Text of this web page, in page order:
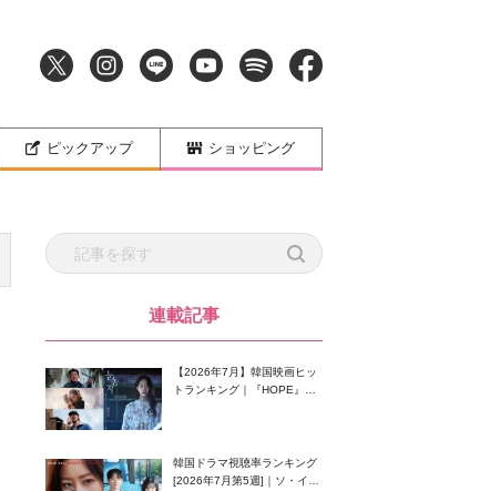
ピックアップ ショッピング
連載記事
【2026年7月】韓国映画ヒッ
トランキング｜『HOPE』が
韓国ドラマ視聴率ランキング
[2026年7月第5週]｜ソ・イン